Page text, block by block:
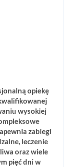
opiekę
wysokiej
zabiegi
leczenie
oraz wiele
pięć dni w